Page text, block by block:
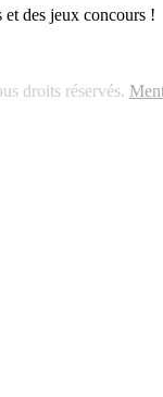
des jeux concours !
droits réservés.